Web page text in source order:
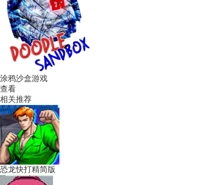
涂鸦沙盒游戏
查看
相关推荐
恐龙快打精简版